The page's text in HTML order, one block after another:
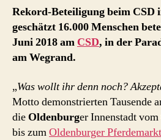
Rekord-Beteiligung beim CSD
geschätzt 16.000 Menschen
Juni 2018 am CSD, in der
am Wegrand.
„Was wollt ihr denn noch?
Motto demonstrierten Tausende
die Oldenburger Innenstadt
bis zumOldenburger Pferdemarkt